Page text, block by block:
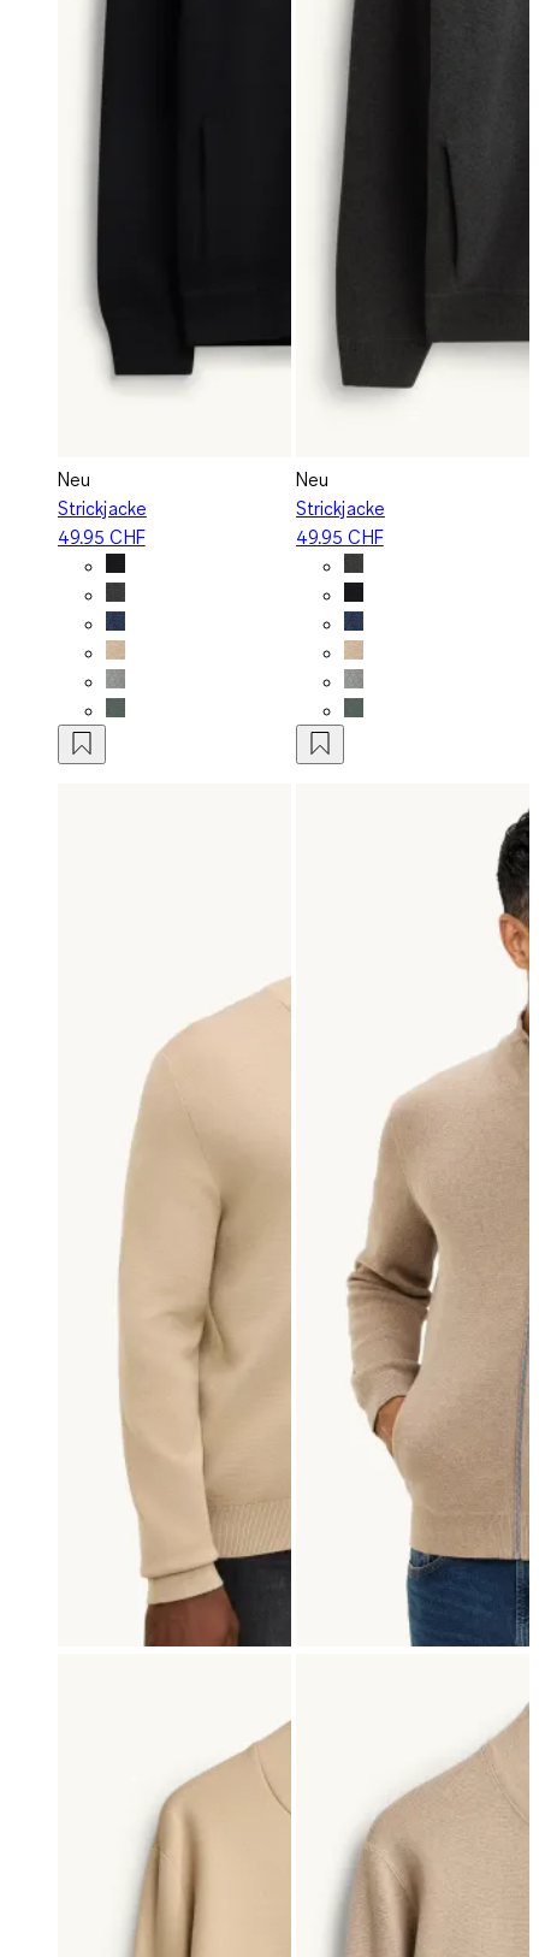
Neu
Strickjacke
49.95 CHF
Neu
Strickjacke
49.95 CHF